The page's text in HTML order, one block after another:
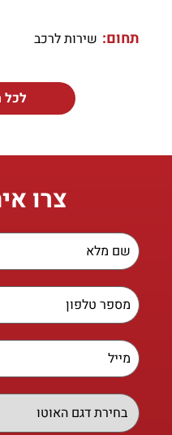
תחום: שירות לרכב
לכל
צרו